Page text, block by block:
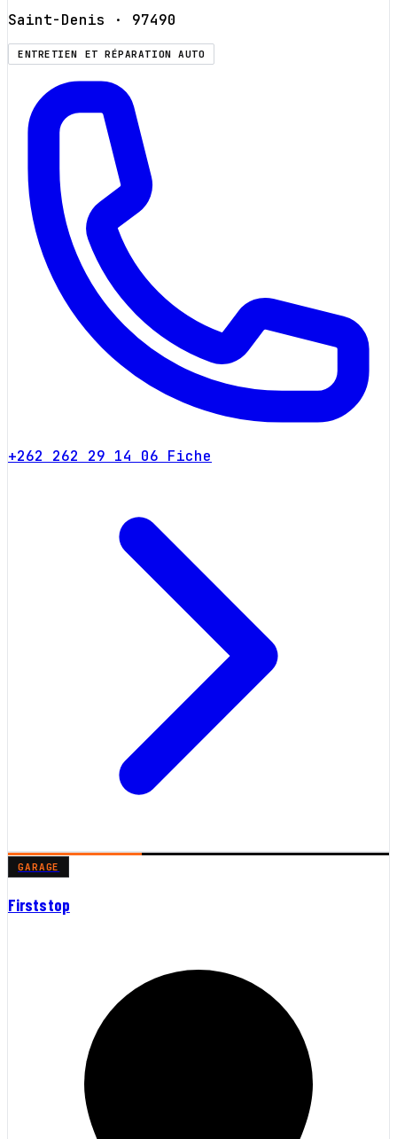
Saint-Denis · 97490
ENTRETIEN ET RÉPARATION AUTO
+262 262 29 14 06 Fiche
GARAGE
Firststop